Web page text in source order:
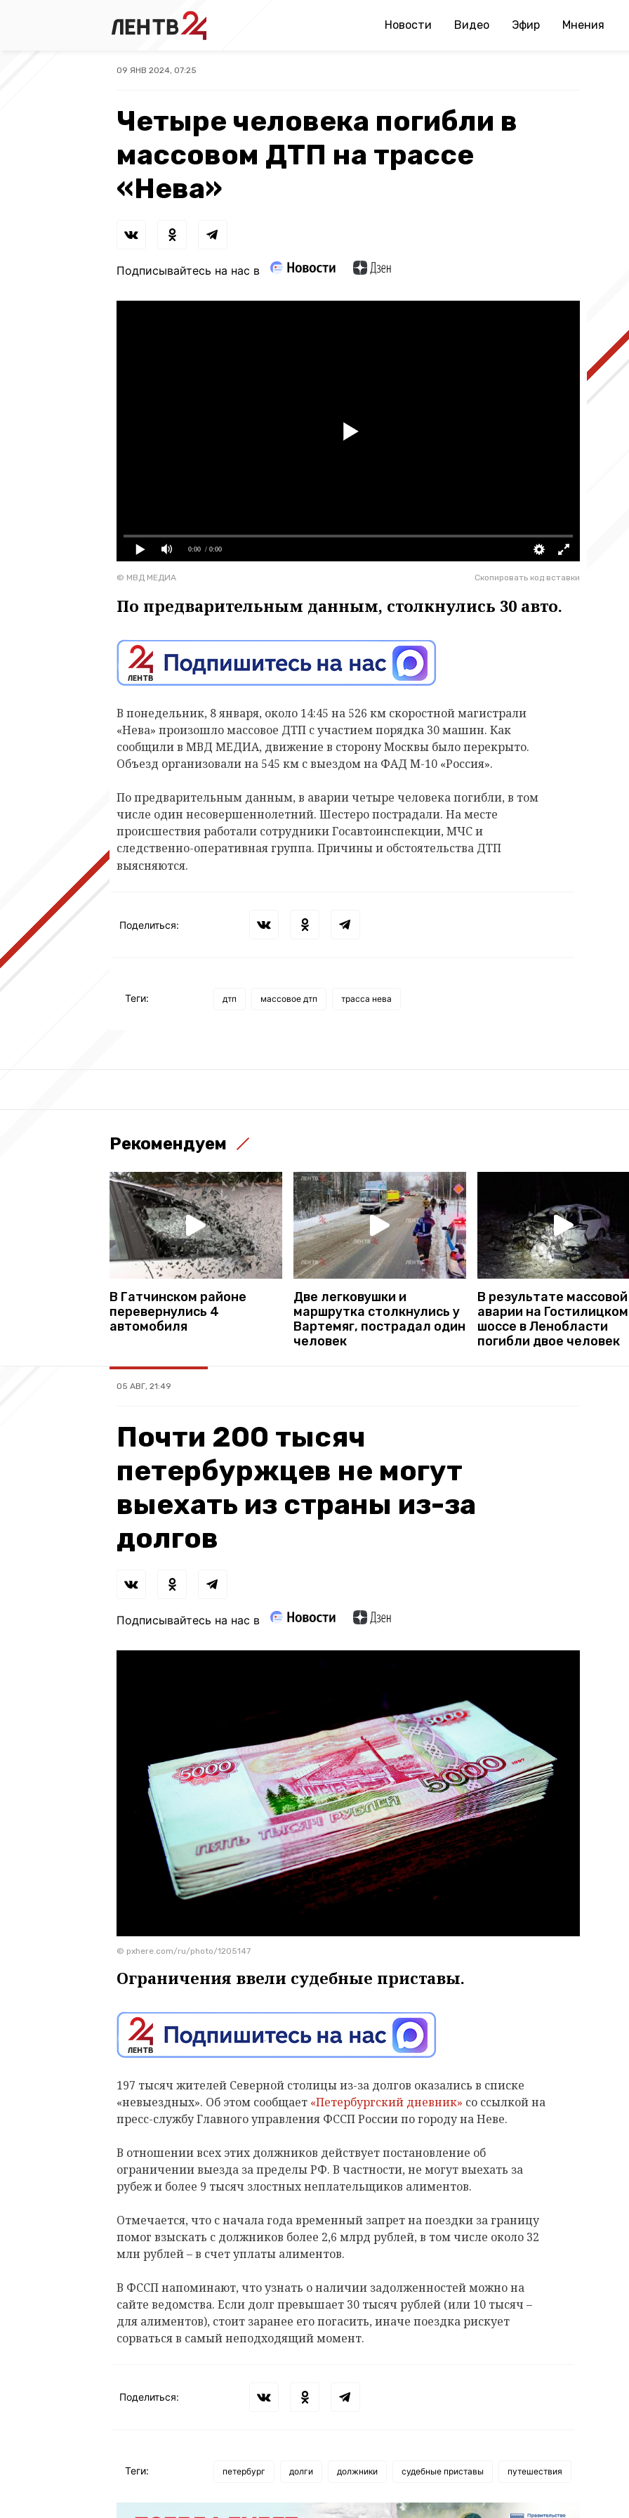
Новости Видео Эфир Мнения
09 ЯНВ 2024, 07:25
Четыре человека погибли в
массовом ДТП на трассе
«Нева»
Подписывайтесь на нас в
0:00 / 0:00
Скопировать код вставки
© МВД МЕДИА
По предварительным данным, столкнулись 30 авто.
В понедельник, 8 января, около 14:45 на 526 км скоростной магистрали
«Нева» произошло массовое ДТП с участием порядка 30 машин. Как
сообщили в МВД МЕДИА, движение в сторону Москвы было перекрыто.
Объезд организовали на 545 км с выездом на ФАД М-10 «Россия».
По предварительным данным, в аварии четыре человека погибли, в том
числе один несовершеннолетний. Шестеро пострадали. На месте
происшествия работали сотрудники Госавтоинспекции, МЧС и
следственно-оперативная группа. Причины и обстоятельства ДТП
выясняются.
Поделиться:
Теги: дтп массовое дтп трасса нева
Рекомендуем
В Гатчинском районе
перевернулись 4
автомобиля
Две легковушки и
маршрутка столкнулись у
Вартемяг, пострадал один
человек
В результате массовой
аварии на Гостилицком
шоссе в Ленобласти
погибли двое человек
05 АВГ, 21:49
Почти 200 тысяч
петербуржцев не могут
выехать из страны из-за
долгов
Подписывайтесь на нас в
© pxhere.com/ru/photo/1205147
Ограничения ввели судебные приставы.
197 тысяч жителей Северной столицы из-за долгов оказались в списке
«невыездных». Об этом сообщает «Петербургский дневник» со ссылкой на
пресс-службу Главного управления ФССП России по городу на Неве.
В отношении всех этих должников действует постановление об
ограничении выезда за пределы РФ. В частности, не могут выехать за
рубеж и более 9 тысяч злостных неплательщиков алиментов.
Отмечается, что с начала года временный запрет на поездки за границу
помог взыскать с должников более 2,6 млрд рублей, в том числе около 32
млн рублей – в счет уплаты алиментов.
В ФССП напоминают, что узнать о наличии задолженностей можно на
сайте ведомства. Если долг превышает 30 тысяч рублей (или 10 тысяч –
для алиментов), стоит заранее его погасить, иначе поездка рискует
сорваться в самый неподходящий момент.
Поделиться:
Теги: петербург долги должники судебные приставы путешествия